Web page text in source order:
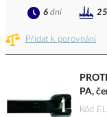
Přidat k porovnání
6 dní
PA,
Kód